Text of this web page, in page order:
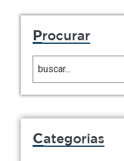
Procurar
Categorias